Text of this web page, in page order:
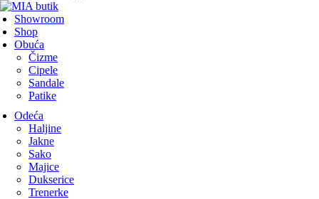
Showroom
Shop
Obuća
Čizme
Cipele
Sandale
Patike
Odeća
Haljine
Jakne
Sako
Majice
Dukserice
Trenerke